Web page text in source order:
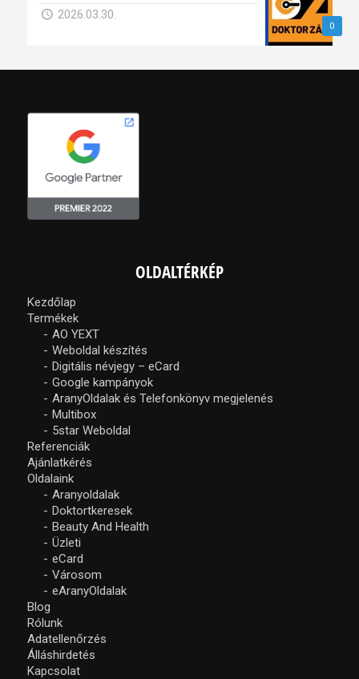
0
2026.03.30.
OLDALTÉRKÉP
Kezdőlap
Termékek
AO YEXT
Weboldal készítés
Digitális névjegy – eCard
Google kampányok
AranyOldalak és Telefonkönyv megjelenés
Multibox
5star Weboldal
Referenciák
Ajánlatkérés
Oldalaink
Aranyoldalak
Doktortkeresek
Beauty And Health
Üzleti
eCard
Városom
eAranyOldalak
Blog
Rólunk
Adatellenőrzés
Álláshirdetés
Kapcsolat